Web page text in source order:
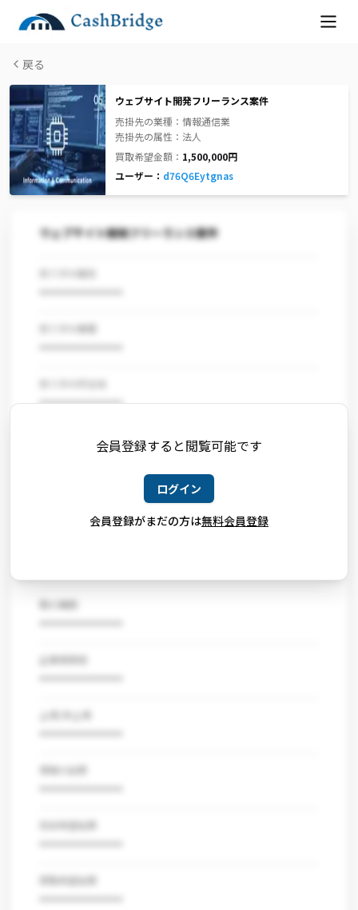
戻る
ウェブサイト開発フリーランス案件
売掛先の業種： 情報通信業
売掛先の属性： 法人
買取希望金額： 1,500,000円
ユーザー： d76Q6Eytgnas
ウェブサイト開発フリーランス案件
売り手の属性
***************
売り手の業種
***************
***************
***************
取引期間
***************
企業規模感
***************
上場/非上場
***************
債権の金額
***************
売却希望金額
***************
買取希望金額
***************
会員登録すると閲覧可能です
ログイン
会員登録がまだの方は無料会員登録